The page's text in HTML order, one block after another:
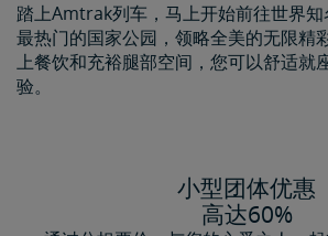
踏上Amtrak列车，马上开始前往世界
最热门的国家公园，领略全美的无限精彩
上餐饮和充裕腿部空间，您可以舒适就
验。
小型团体优惠
高达60%